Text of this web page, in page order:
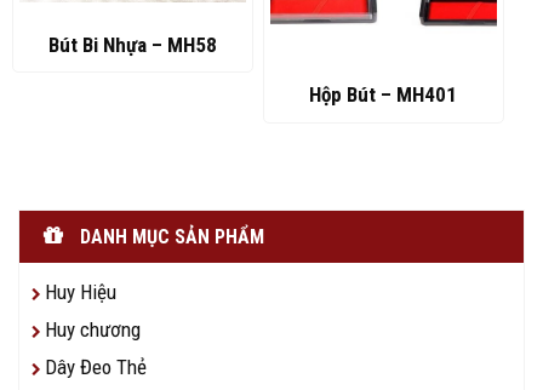
Bút Bi Nhựa – MH58
Hộp Bút – MH401
DANH MỤC SẢN PHẨM
Huy Hiệu
Huy chương
Dây Đeo Thẻ